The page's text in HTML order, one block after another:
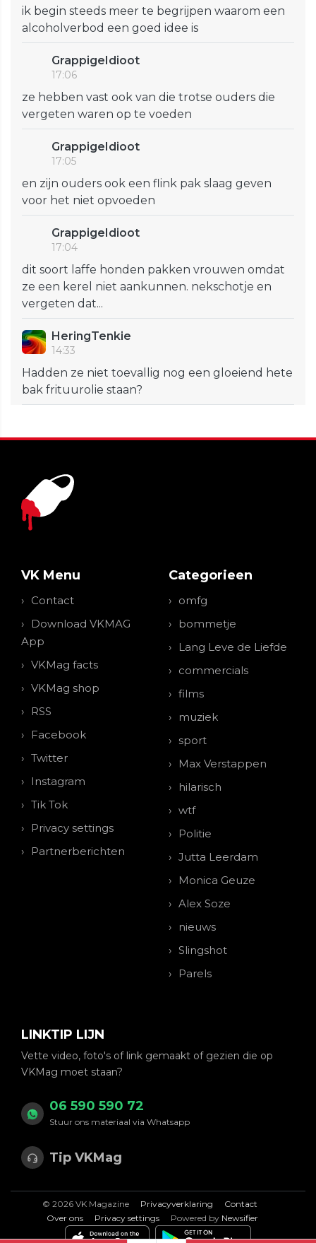
ik begin steeds meer te begrijpen waarom een
alcoholverbod een goed idee is
GrappigeIdioot
17:06
ze hebben vast ook van die trotse ouders die
vergeten waren op te voeden
GrappigeIdioot
17:05
en zijn ouders ook een flink pak slaag geven
voor het niet opvoeden
GrappigeIdioot
17:04
dit soort laffe honden pakken vrouwen omdat
ze een kerel niet aankunnen. nekschotje en
vergeten dat...
HeringTenkie
14:33
Hadden ze niet toevallig nog een gloeiend hete
bak frituurolie staan?
VK Menu
Contact
Download VKMAG
App
VKMag facts
VKMag shop
RSS
Facebook
Twitter
Instagram
Tik Tok
Privacy settings
Partnerberichten
Categorieen
omfg
bommetje
Lang Leve de Liefde
commercials
films
muziek
sport
Max Verstappen
hilarisch
wtf
Politie
Jutta Leerdam
Monica Geuze
Alex Soze
nieuws
Slingshot
Parels
LINKTIP LIJN
Vette video, foto's of link gemaakt of gezien die op
VKMag moet staan?
06 590 590 72
Stuur ons materiaal via Whatsapp
Tip VKMag
© 2026 VK Magazine Privacyverklaring
Contact
Over ons
Privacy settings Powered by Newsifier